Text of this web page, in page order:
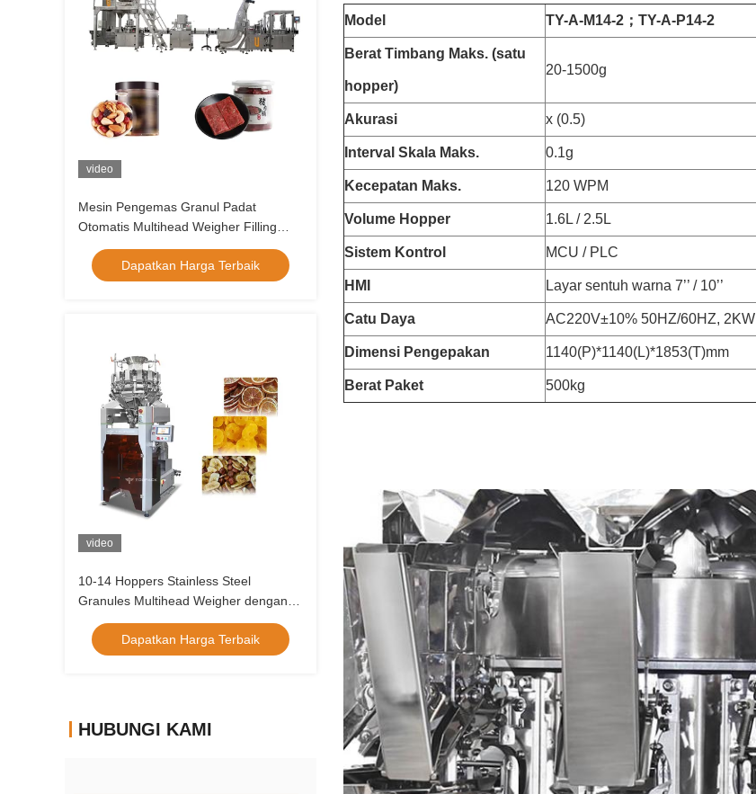
video
Mesin Pengemas Granul Padat
Otomatis Multihead Weigher Filling
System OEM
Dapatkan Harga Terbaik
video
10-14 Hoppers Stainless Steel
Granules Multihead Weigher dengan
Sistem Tampilan Layar Sentuh
Dapatkan Harga Terbaik
HUBUNGI KAMI
Model TY-A-M14-2 ； TY-A-P14-2
Berat Timbang Maks. (satu
hopper)
20-1500g
Akurasi x (0.5)
Interval Skala Maks. 0.1g
Kecepatan Maks. 120 WPM
Volume Hopper 1.6L / 2.5L
Sistem Kontrol MCU / PLC
HMI Layar sentuh warna 7’’ / 10’’
Catu Daya AC220V±10% 50HZ/60HZ, 2KW
Dimensi Pengepakan 1140(P)*1140(L)*1853(T)mm
Berat Paket 500kg